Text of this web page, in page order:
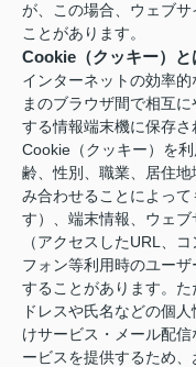
が、この場合、ウェブ
ことがあります。
Cookie（クッキー）と
インターネットの効率
まのブラウザ間で相互
する情報端末機に保存さ
Cookie（クッキー）を
齢、性別、職業、居住
み合わせることによっ
す）、端末情報、ウェ
（アクセスしたURL、
フォン等利用時のユー
することがあります。
ドレスや氏名などの個
けサービス・メール配
ービスを提供するため